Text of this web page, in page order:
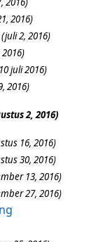
2016)
(juli 2, 2016)
juli 2016)
2016)
2, 2016)
16, 2016)
30, 2016)
13, 2016)
27, 2016)